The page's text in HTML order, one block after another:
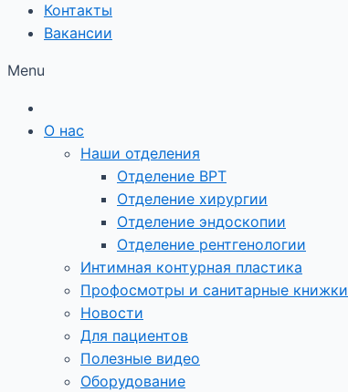
Контакты
Вакансии
Menu
О нас
Наши отделения
Отделение ВРТ
Отделение хирургии
Отделение эндоскопии
Отделение рентгенологии
Интимная контурная пластика
Профосмотры и санитарные книжки
Новости
Для пациентов
Полезные видео
Оборудование